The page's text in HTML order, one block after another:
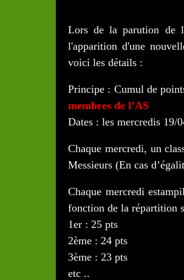
Lors de la parution de
l'apparition d'une
voici les détails :
Principe : Cumul de
membres de l’AS
Dates : les mercredis 19/
Chaque mercredi, un
Messieurs (En cas
Chaque mercredi
fonction de la répartition
1er : 25 pts
2ème : 24 pts
3ème : 23 pts
etc ..